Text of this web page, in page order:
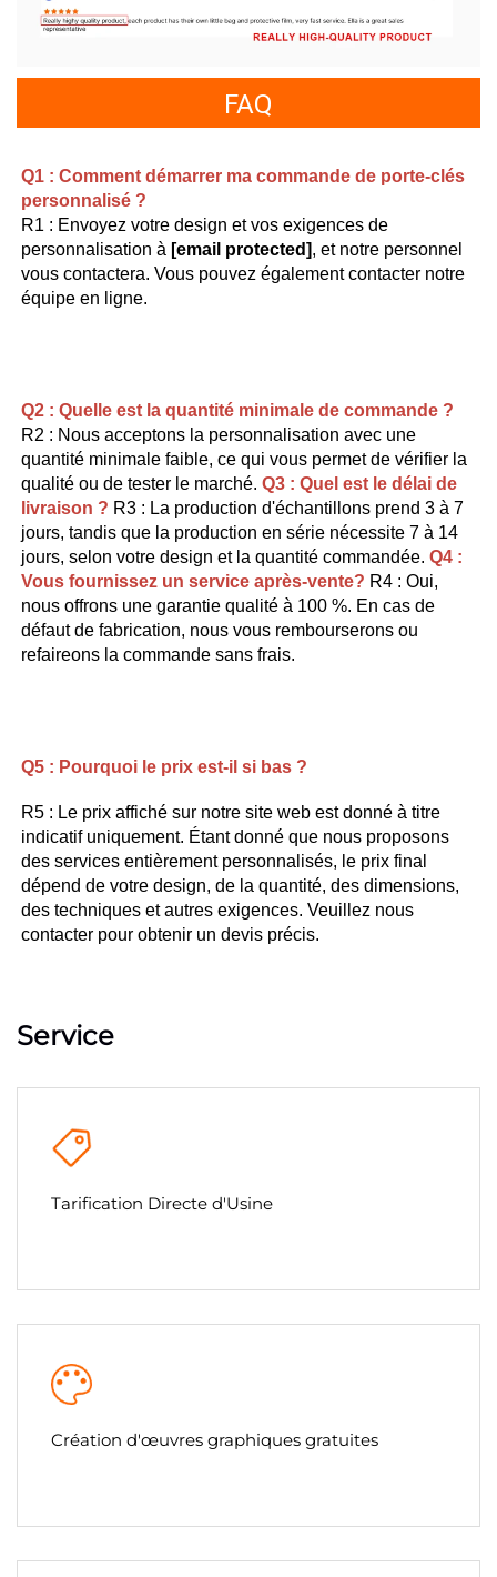
FAQ
Q1 : Comment démarrer ma commande de porte-clés
personnalisé ?
R1 : Envoyez votre design et vos exigences de
personnalisation à [email protected], et notre personnel
vous contactera. Vous pouvez également contacter notre
équipe en ligne.
R2 : Nous acceptons la personnalisation avec une
quantité minimale faible, ce qui vous permet de vérifier la
qualité ou de tester le marché. Q3 : Quel est le délai de
livraison ? R3 : La production d'échantillons prend 3 à 7
jours, tandis que la production en série nécessite 7 à 14
jours, selon votre design et la quantité commandée.
Vous fournissez un service après-vente? R4 : Oui,
nous offrons une garantie qualité à 100 %. En cas de
défaut de fabrication, nous vous rembourserons ou
refaireons la commande sans frais.
Q5 : Pourquoi le prix est-il si bas ?
R5 : Le prix affiché sur notre site web est donné à titre
indicatif uniquement. Étant donné que nous proposons
des services entièrement personnalisés, le prix final
dépend de votre design, de la quantité, des dimensions,
des techniques et autres exigences. Veuillez nous
contacter pour obtenir un devis précis.
Service
Tarification Directe d'Usine
Création d'œuvres graphiques gratuites